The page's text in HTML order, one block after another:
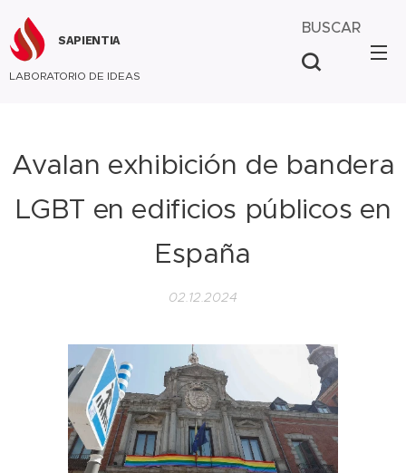
SAPIENTIA
LABORATORIO DE IDEAS
BUSCAR
Avalan exhibición de bandera
LGBT en edificios públicos en
España
02.12.2024